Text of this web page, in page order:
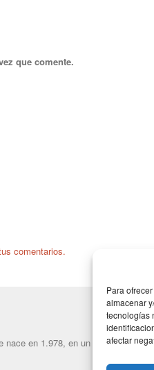
Para
almacenar
tecnologías
afectar
que comente.
comentarios.
en 1.978, en un intento de dar